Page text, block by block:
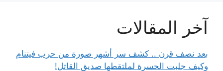
آخر المقالات
بعد نصف قرن .. كشف سر أشهر صورة من حرب فيتنام
وكيف جلبت الحسرة لملتقطها صديق القاتل!